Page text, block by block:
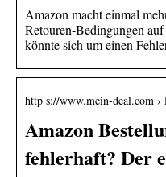
Amazon macht einmal
Retouren-Bedingungen
könnte sich um einen
http s://www.mein-deal.com ›
Amazon
fehlerhaft? Der